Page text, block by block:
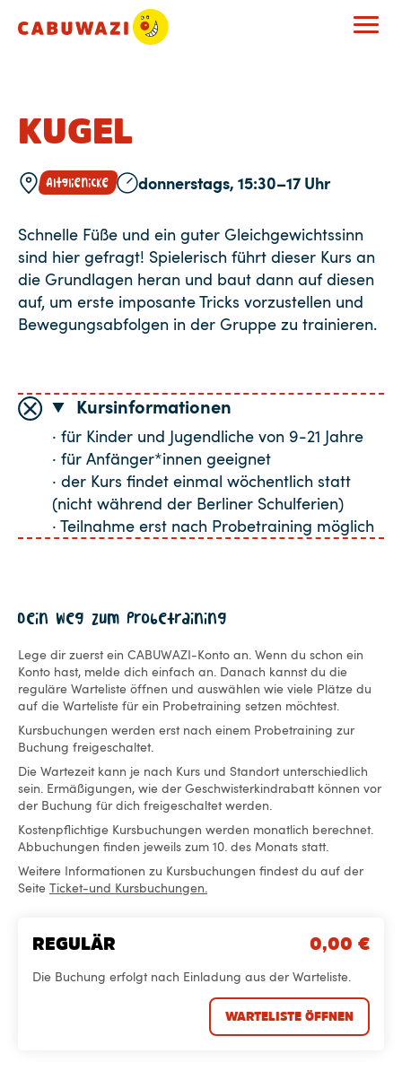
KUGEL
Altglienicke donnerstags, 15:30–17 Uhr
Schnelle Füße und ein guter Gleichgewichtssinn
sind hier gefragt! Spielerisch führt dieser Kurs an
die Grundlagen heran und baut dann auf diesen
auf, um erste imposante Tricks vorzustellen und
Bewegungsabfolgen in der Gruppe zu trainieren.
Kursinformationen
· für Kinder und Jugendliche von 9-21 Jahre
· für Anfänger*innen geeignet
· der Kurs findet einmal wöchentlich statt
(nicht während der Berliner Schulferien)
· Teilnahme erst nach Probetraining möglich
Dein Weg zum Probetraining
Lege dir zuerst ein CABUWAZI-Konto an. Wenn du schon ein
Konto hast, melde dich einfach an. Danach kannst du die
reguläre Warteliste öffnen und auswählen wie viele Plätze du
auf die Warteliste für ein Probetraining setzen möchtest.
Kursbuchungen werden erst nach einem Probetraining zur
Buchung freigeschaltet.
Die Wartezeit kann je nach Kurs und Standort unterschiedlich
sein. Ermäßigungen, wie der Geschwisterkindrabatt können vor
der Buchung für dich freigeschaltet werden.
Kostenpflichtige Kursbuchungen werden monatlich berechnet.
Abbuchungen finden jeweils zum 10. des Monats statt.
Weitere Informationen zu Kursbuchungen findest du auf der
Seite Ticket-und Kursbuchungen.
REGULÄR 0,00 €
Die Buchung erfolgt nach Einladung aus der Warteliste.
WARTELISTE ÖFFNEN